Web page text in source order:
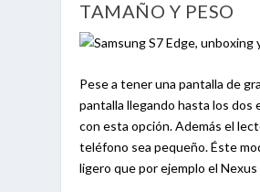
TAMAÑO Y PESO
Pese a tener una pantalla de
pantalla llegando hasta los
con esta opción. Además el
teléfono sea pequeño. Éste
ligero que por ejemplo el